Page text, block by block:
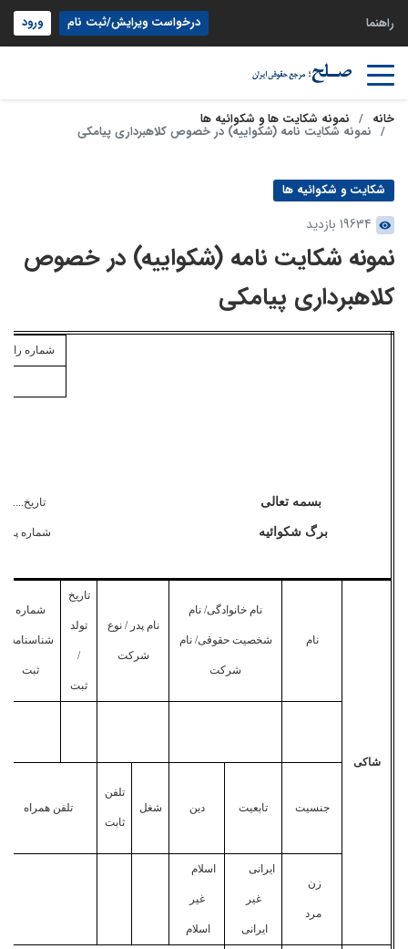
راهنما درخواست ویرایش/ثبت نام ورود
خانه نمونه شکایت ها و شکوائیه ها
نمونه شکایت نامه (شکواییه) در خصوص کلاهبرداری پیامکی
شکایت و شکوائیه ها
19634 بازدید
نمونه شکایت نامه (شکواییه) در خصوص
کلاهبرداری پیامکی
بسمه تعالی
برگ شکوائیه
شماره رایانه
شماره
شاکی
نام
نام خانوادگی/ نام
شخصیت حقوقی/ نام
شرکت
نام پدر / نوع
شرکت
تاریخ
تولد
/
ثبت
شماره
شناسنامه/
ثبت
جنسیت تابعیت دین شغل
تلفن
ثابت
تلفن همراه
زن
مرد
ایرانی
غیر
ایرانی
اسلام
غیر
اسلام